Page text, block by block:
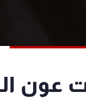
عون